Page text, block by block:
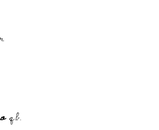
q.b.